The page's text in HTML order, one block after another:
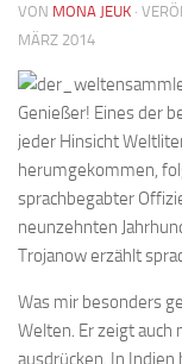
VON MONA JEUK ·
MÄRZ 2014
Genießer! Eines der
jeder Hinsicht
herumgekommen,
sprachbegabter
neunzehnten
Trojanow erzählt
Was mir besonders
Welten. Er zeigt auch
ausdrücken. In Indien